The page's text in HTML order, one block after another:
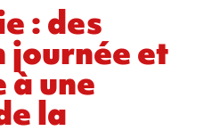
: des
journée et
à une
la